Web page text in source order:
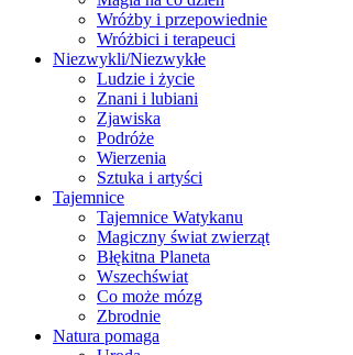
Wróżby i przepowiednie
Wróżbici i terapeuci
Niezwykli/Niezwykłe
Ludzie i życie
Znani i lubiani
Zjawiska
Podróże
Wierzenia
Sztuka i artyści
Tajemnice
Tajemnice Watykanu
Magiczny świat zwierząt
Błękitna Planeta
Wszechświat
Co może mózg
Zbrodnie
Natura pomaga